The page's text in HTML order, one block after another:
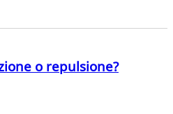
o repulsione?